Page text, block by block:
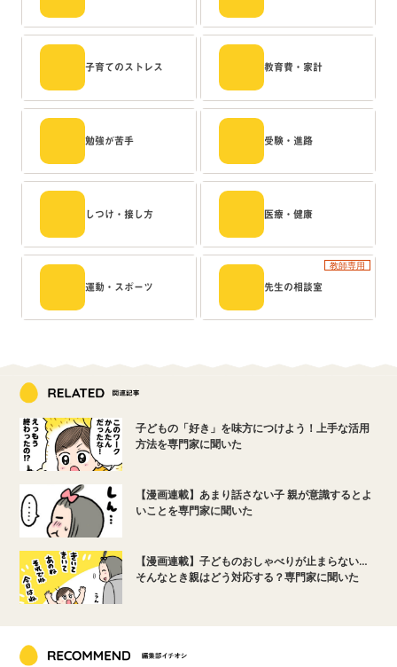
子育てのストレス 教育費・家計
勉強が苦手 受験・進路
しつけ・接し方 医療・健康
運動・スポーツ
教師専用
先生の相談室
子どもの「好き」を味方につけよう！上手な活用
方法を専門家に聞いた
【漫画連載】あまり話さない子 親が意識するとよ
いことを専門家に聞いた
【漫画連載】子どものおしゃべりが止まらない…
そんなとき親はどう対応する？専門家に聞いた